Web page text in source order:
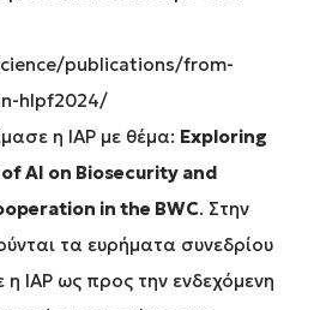
publications/from-
hlpf2024/
η IAP με θέμα: Exploring
AI on Biosecurity and
in the BWC. Στην
τα ευρήματα συνεδρίου
IAP ως προς την ενδεχόμενη